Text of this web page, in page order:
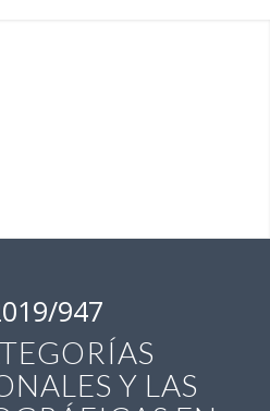
947
Y LAS